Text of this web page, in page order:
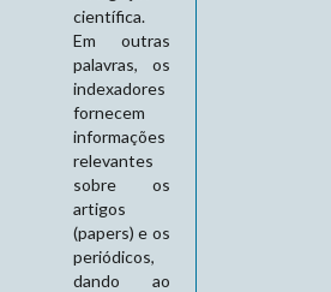
científica.
Em outras
palavras, os
indexadores
fornecem
informações
relevantes
sobre os
artigos
(papers) e os
periódicos,
dando ao